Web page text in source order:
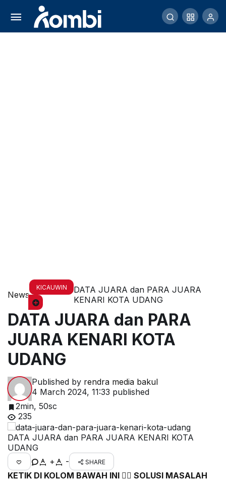
News
KICAUWIN
DATA JUARA dan PARA JUARA
KENARI KOTA UDANG
DATA JUARA dan PARA
JUARA KENARI KOTA
UDANG
Published by rendra media bakul
4 March 2024, 11:33 published
2min, 50sc
235
DATA JUARA dan PARA JUARA KENARI KOTA
UDANG
+
- SHARE
KETIK DI KOLOM BAWAH INI 👇🏿 SOLUSI MASALAH